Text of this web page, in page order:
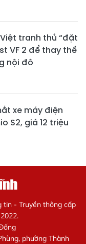
tranh thủ “đặt
VF 2 để thay thế
nội đô
xe máy điện
S2, giá 12 triệu
tin - Truyền thông cấp
phường Thành